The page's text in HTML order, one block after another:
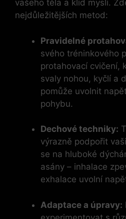
vašeho těla a klid mysli.
nejdůležitějších metod:
Pravidelné
svého tréninkového
protahovací cvičení,
svaly nohou, kyčlí a
pomůže uvolnit
pohybu.
Dechové techniky:
výrazně podpořit
se na hluboké
asány – inhalace
exhalace uvolní
Adaptace a úpravy: